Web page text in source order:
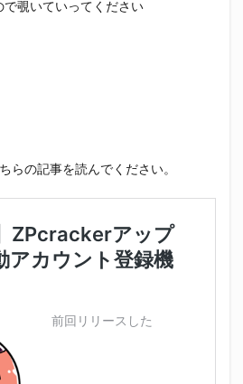
覗いていってください
らの記事を読んでください。